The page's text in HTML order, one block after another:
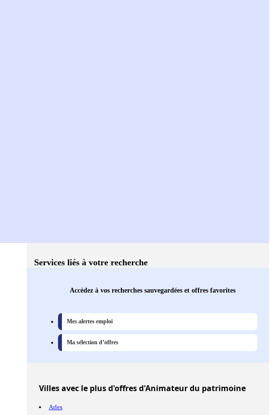
Services liés à votre recherche
Accédez à vos recherches sauvegardées et offres favorites
Mes alertes emploi
Ma sélection d’offres
Villesavec le plus d'offres d'Animateur du patrimoine
Arles